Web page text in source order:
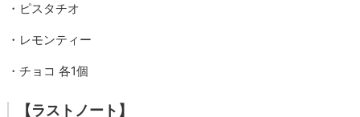
・ピスタチオ
・レモンティー
・チョコ 各1個
【ラストノート】